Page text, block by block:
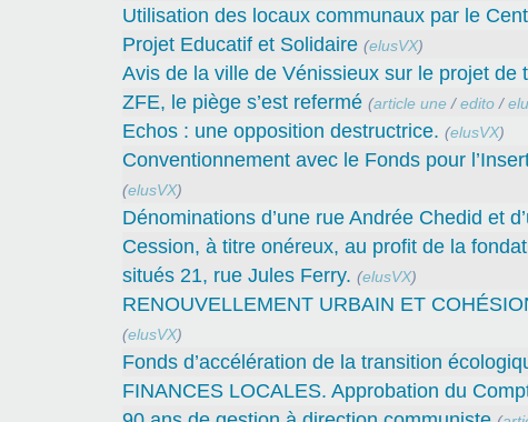
Utilisation des locaux communaux par le
Projet Educatif et Solidaire (elusVX)
Avis de la ville de Vénissieux sur le projet de
ZFE, le piège s’est refermé (article une/edito/
Echos : une opposition destructrice. (elusVX)
Conventionnement avec le Fonds pour
(elusVX)
Dénominations d’une rue Andrée Chedid et
Cession, à titre onéreux, au profit de la
situés 21, rue Jules Ferry. (elusVX)
RENOUVELLEMENT URBAIN ET
(elusVX)
Fonds d’accélération de la transition
FINANCES LOCALES. Approbation du